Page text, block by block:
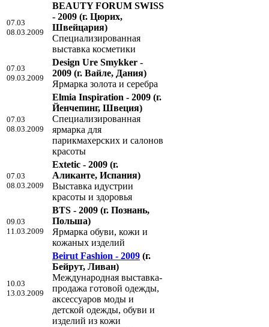
07.03
08.03.2009
BEAUTY FORUM SWISS
- 2009 (г. Цюрих,
Швейцария)
Специализированная
выставка косметики
07.03
09.03.2009
Design Ure Smykker -
2009 (г. Вайле, Дания)
Ярмарка золота и серебра
07.03
08.03.2009
Elmia Inspiration - 2009 (г.
Йенчепинг, Швеция)
Специализированная
ярмарка для
парикмахерских и салонов
красоты
07.03
08.03.2009
Extetic - 2009 (г.
Аликанте, Испания)
Выставка идустрии
красоты и здоровья
09.03
11.03.2009
BTS - 2009 (г. Познань,
Польша)
Ярмарка обуви, кожи и
кожаных изделий
10.03
13.03.2009
Beirut Fashion - 2009 (г.
Бейрут, Ливан)
Международная выставка-
продажа готовой одежды,
аксессуаров моды и
детской одежды, обуви и
изделий из кожи